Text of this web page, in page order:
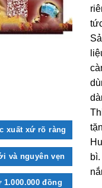
xuất xứ rõ ràng
và nguyên vẹn
đồng